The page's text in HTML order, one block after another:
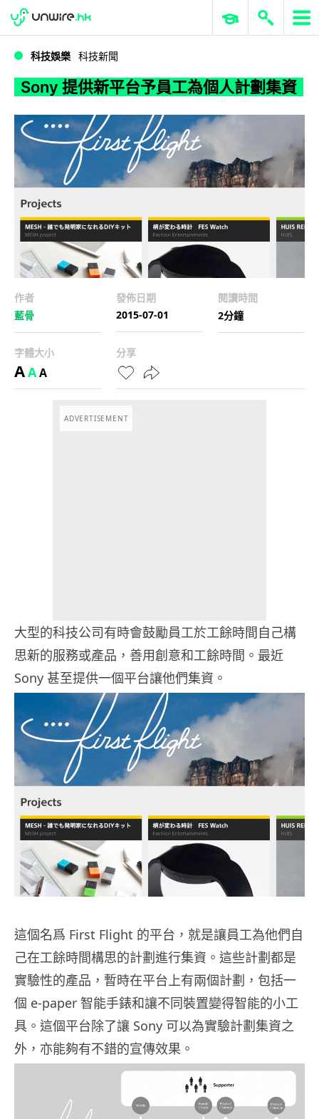
Sony 提供新平台予員工為個人計劃集資
WWDC 2026 ERP 與商業 AI
科技娛樂 科技新聞
Sony 提供新平台予員工為個人計劃集資
作者
藍骨
發佈日期
2015-07-01
閱讀時間
2分鐘
字體大小
AAA
分享
ADVERTISEMENT
大型的科技公司有時會鼓勵員工於工餘時間自己構
思新的服務或產品，善用創意和工餘時間。最近
Sony 甚至提供一個平台讓他們集資。
這個名爲 First Flight 的平台，就是讓員工為他們自
己在工餘時間構思的計劃進行集資。這些計劃都是
實驗性的產品，暫時在平台上有兩個計劃，包括一
個 e-paper 智能手錶和讓不同裝置變得智能的小工
具。這個平台除了讓 Sony 可以為實驗計劃集資之
外，亦能夠有不錯的宣傳效果。